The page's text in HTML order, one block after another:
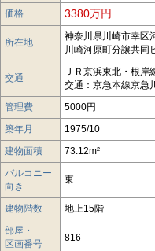
価格
3380万円
所在地
神奈川県川崎市幸区
川崎河原町分譲共同
交通
ＪＲ京浜東北・根岸
交通：京急本線京急
管理費
5000円
築年月
1975/10
建物面積
73.12m²
バルコニー
向き
東
建物階数 地上15階
部屋・
区画番号
816